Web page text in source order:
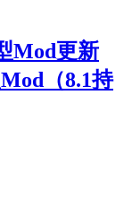
Mod更新
（8.1持